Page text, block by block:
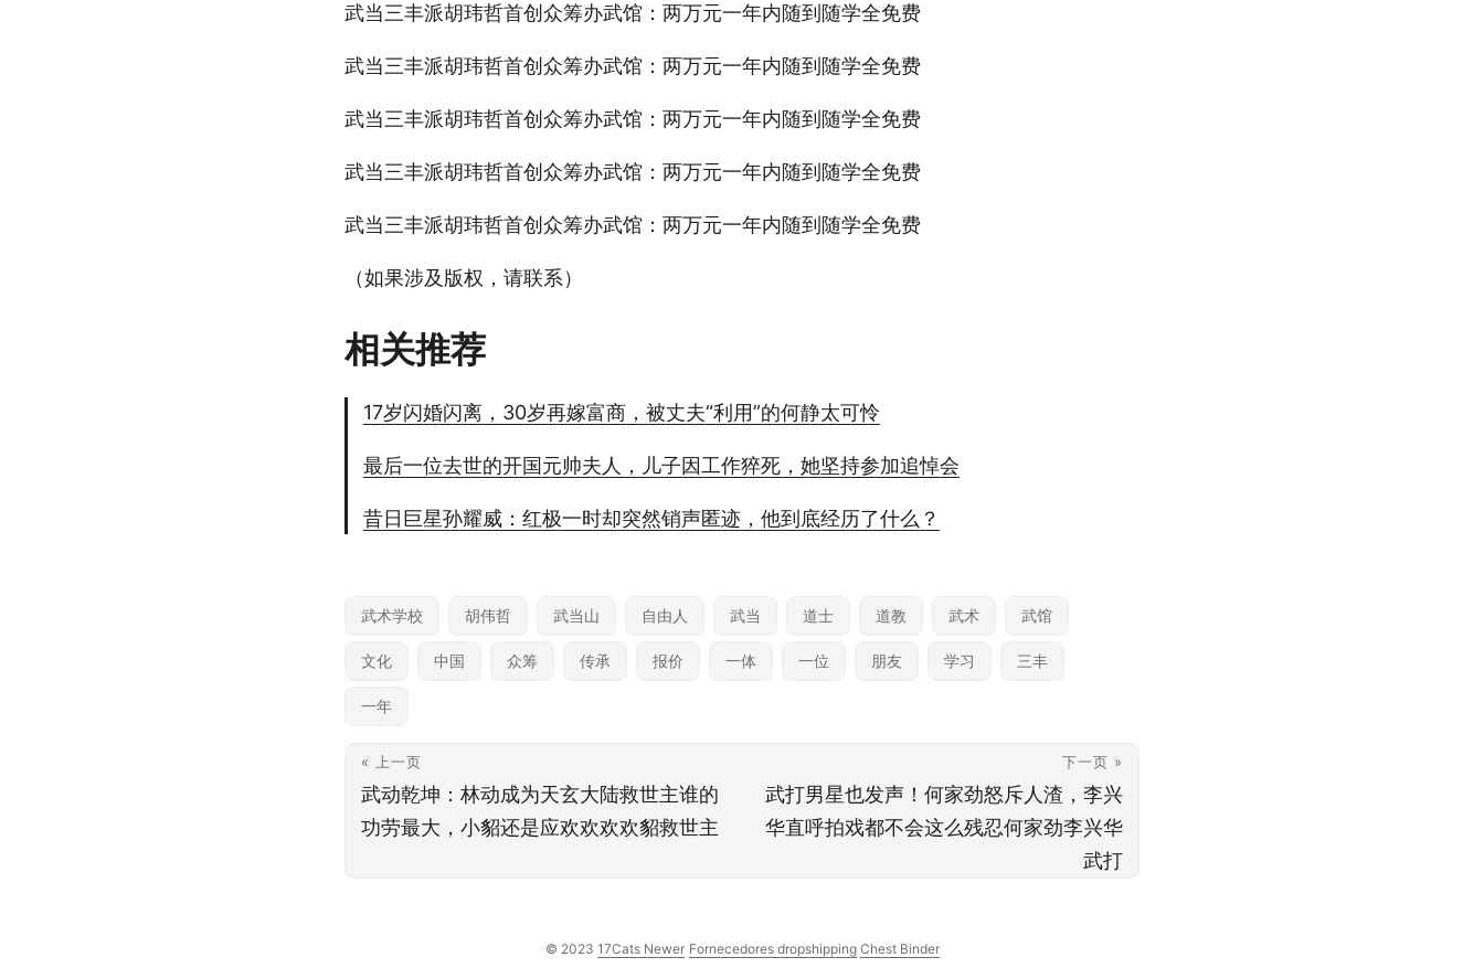
武当三丰派胡玮哲首创众筹办武馆：两万元一年内随到随学全免费
武当三丰派胡玮哲首创众筹办武馆：两万元一年内随到随学全免费
武当三丰派胡玮哲首创众筹办武馆：两万元一年内随到随学全免费
武当三丰派胡玮哲首创众筹办武馆：两万元一年内随到随学全免费
武当三丰派胡玮哲首创众筹办武馆：两万元一年内随到随学全免费
（如果涉及版权，请联系）
相关推荐
17岁闪婚闪离，30岁再嫁富商，被丈夫“利用”的何静太可怜
最后一位去世的开国元帅夫人，儿子因工作猝死，她坚持参加追悼会
昔日巨星孙耀威：红极一时却突然销声匿迹，他到底经历了什么？
武术学校 胡伟哲 武当山 自由人 武当 道士 道教 武术 武馆
文化 中国 众筹 传承 报价 一体 一位 朋友 学习 三丰
一年
« 上一页
武动乾坤：林动成为天玄大陆救世主谁的
功劳最大，小貂还是应欢欢欢欢貂救世主
下一页 »
武打男星也发声！何家劲怒斥人渣，李兴
华直呼拍戏都不会这么残忍何家劲李兴华
武打
© 2023 17Cats Newer Fornecedores dropshipping Chest Binder